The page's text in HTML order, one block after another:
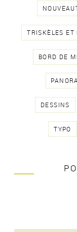
TRISKÈLES ET
BORD DE
DESSINS
TYPO